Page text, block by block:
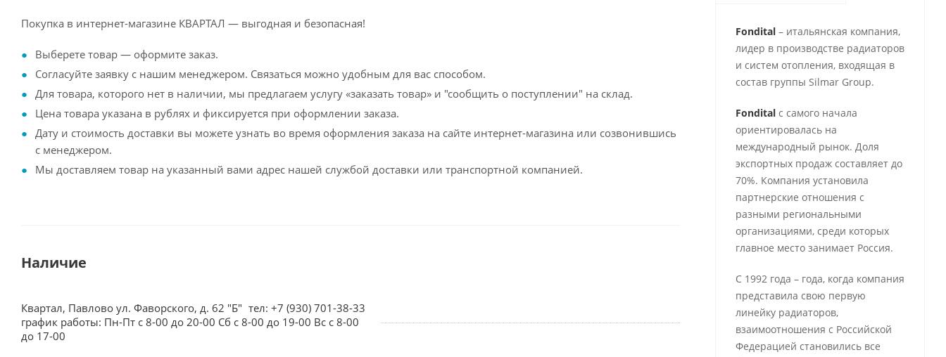
Покупка в интернет-магазине КВАРТАЛ — выгодная и безопасная!
Выберете товар — оформите заказ.
Согласуйте заявку с нашим менеджером. Связаться можно удобным для вас способом.
Для товара, которого нет в наличии, мы предлагаем услугу «заказать товар» и "сообщить о поступлении" на склад.
Цена товара указана в рублях и фиксируется при оформлении заказа.
Дату и стоимость доставки вы можете узнать во время оформления заказа на сайте интернет-магазина или созвонившись
с менеджером.
Мы доставляем товар на указанный вами адрес нашей службой доставки или транспортной компанией.
Наличие
Квартал, Павлово ул. Фаворского, д. 62 "Б" тел: +7 (930) 701-38-33
график работы: Пн-Пт с 8-00 до 20-00 Сб с 8-00 до 19-00 Вс с 8-00
до 17-00
Fondital– итальянская компания,
лидер в производстве радиаторов
и систем отопления, входящая в
состав группы Silmar Group.
Fonditalс самого начала
ориентировалась на
международный рынок. Доля
экспортных продаж составляет до
70%. Компания установила
партнерские отношения с
разными региональными
организациями, среди которых
главное место занимает Россия.
С 1992 года – года, когда компания
представила свою первую
линейку радиаторов,
взаимоотношения с Российской
Федерацией становились все